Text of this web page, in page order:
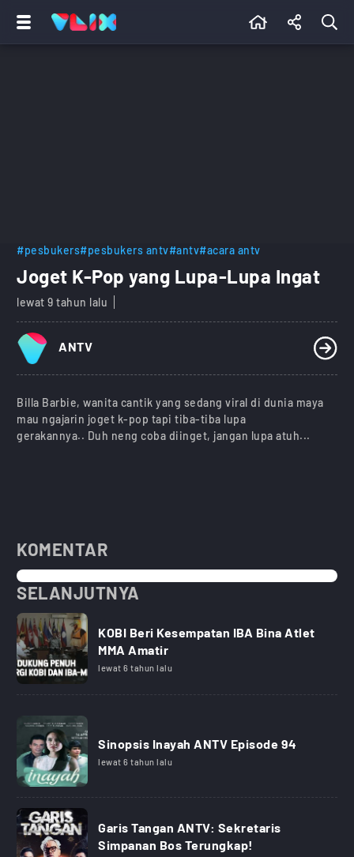
#pesbukers#pesbukers antv#antv#acara antv
Joget K-Pop yang Lupa-Lupa Ingat
lewat 9 tahun lalu
ANTV
Billa Barbie, wanita cantik yang sedang viral di dunia maya
mau ngajarin joget k-pop tapi tiba-tiba lupa
gerakannya.. Duh neng coba diinget, jangan lupa atuh...
KOMENTAR
SELANJUTNYA
KOBI Beri Kesempatan IBA Bina Atlet
MMA Amatir
lewat 6 tahun lalu
Sinopsis Inayah ANTV Episode 94
lewat 6 tahun lalu
Garis Tangan ANTV: Sekretaris
Simpanan Bos Terungkap!